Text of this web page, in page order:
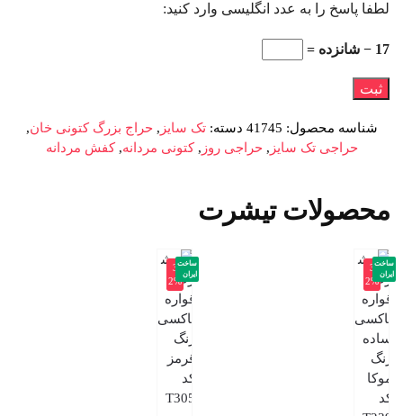
لطفا پاسخ را به عدد انگلیسی وارد کنید:
17 − شانزده =
شناسه محصول: 41745 دسته:تک سایز , حراج بزرگ کتونی خان,
حراجی تک سایز , حراجی روز ,کتونی مردانه,کفش مردانه
محصولات تیشرت
-3
2%
ساخت
ایران
-3
2%
ساخت
ایران